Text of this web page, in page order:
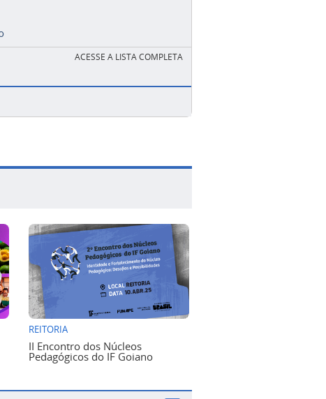
REITORIA
II Encontro dos Núcleos
Pedagógicos do IF Goiano